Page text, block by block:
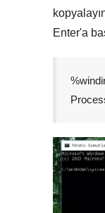
Enter'a